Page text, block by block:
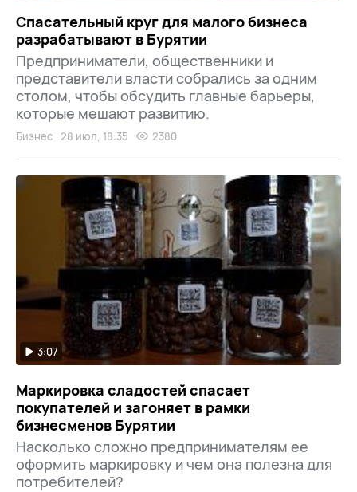
Спасательный круг для малого бизнеса
разрабатывают в Бурятии
Предприниматели, общественники и
представители власти собрались за одним
столом, чтобы обсудить главные барьеры,
которые мешают развитию.
Бизнес 28 июл, 18:35 2380
3:07
Маркировка сладостей спасает
покупателей и загоняет в рамки
бизнесменов Бурятии
Насколько сложно предпринимателям ее
оформить маркировку и чем она полезна для
потребителей?